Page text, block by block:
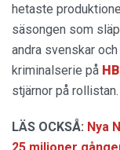
hetaste
säsongen som
andra svenskar
kriminalserie på
stjärnor på rollistan.
LÄS OCKSÅ: Nya